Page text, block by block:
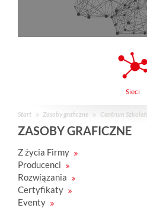
Start Zasoby graficzne Centrum Szkoleń
ZASOBY GRAFICZNE
Z życia Firmy
Producenci
Rozwiązania
Certyfikaty
Eventy